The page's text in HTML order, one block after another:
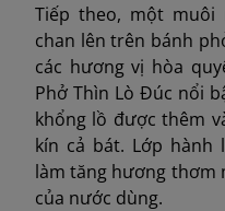
Tiếp theo, một muôi
chan lên trên bánh
các hương vị hòa
Phở Thìn Lò Đúc nổi
khổng lồ được thêm
kín cả bát. Lớp hành
làm tăng hương thơm
của nước dùng.